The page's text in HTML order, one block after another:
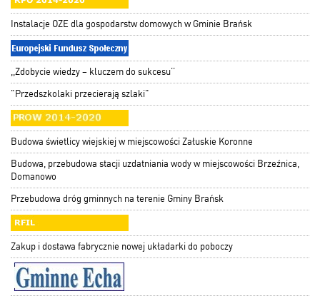
Instalacje OZE dla gospodarstw domowych w Gminie Brańsk
,,Zdobycie wiedzy – kluczem do sukcesu’’
"Przedszkolaki przecierają szlaki"
Budowa świetlicy wiejskiej w miejscowości Załuskie Koronne
Budowa, przebudowa stacji uzdatniania wody w miejscowości Brzeźnica,
Domanowo
Przebudowa dróg gminnych na terenie Gminy Brańsk
Zakup i dostawa fabrycznie nowej układarki do poboczy